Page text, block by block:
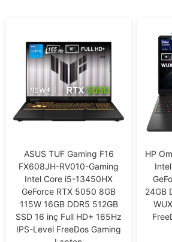
ASUS TUF Gaming F16
FX608JH-RV010-Gaming
Intel Core i5-13450HX
GeForce RTX 5050 8GB
115W 16GB DDR5 512GB
SSD 16 inç Full HD+ 165Hz
IPS-Level FreeDos Gaming
HP
24GB